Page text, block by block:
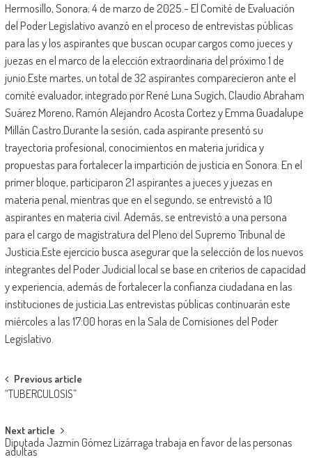
Hermosillo, Sonora; 4 de marzo de 2025.- El Comité de Evaluación
del Poder Legislativo avanzó en el proceso de entrevistas públicas
para las y los aspirantes que buscan ocupar cargos como jueces y
juezas en el marco de la elección extraordinaria del próximo 1 de
junio.Este martes, un total de 32 aspirantes comparecieron ante el
comité evaluador, integrado por René Luna Sugich, Claudio Abraham
Suárez Moreno, Ramón Alejandro Acosta Cortez y Emma Guadalupe
Millán Castro.Durante la sesión, cada aspirante presentó su
trayectoria profesional, conocimientos en materia jurídica y
propuestas para fortalecer la impartición de justicia en Sonora. En el
primer bloque, participaron 21 aspirantes a jueces y juezas en
materia penal, mientras que en el segundo, se entrevistó a 10
aspirantes en materia civil. Además, se entrevistó a una persona
para el cargo de magistratura del Pleno del Supremo Tribunal de
Justicia.Este ejercicio busca asegurar que la selección de los nuevos
integrantes del Poder Judicial local se base en criterios de capacidad
y experiencia, además de fortalecer la confianza ciudadana en las
instituciones de justicia.Las entrevistas públicas continuarán este
miércoles a las 17:00 horas en la Sala de Comisiones del Poder
Legislativo.
Post
navigation
Previous article
“TUBERCULOSIS”
Next article
Diputada Jazmín Gómez Lizárraga trabaja en favor de las personas
adultas